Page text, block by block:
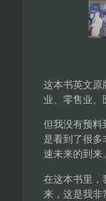
这本书英文原
业、零售业、
但我没有预料
是看到了很多
速未来的到来
在这本书里，
来，这是我非